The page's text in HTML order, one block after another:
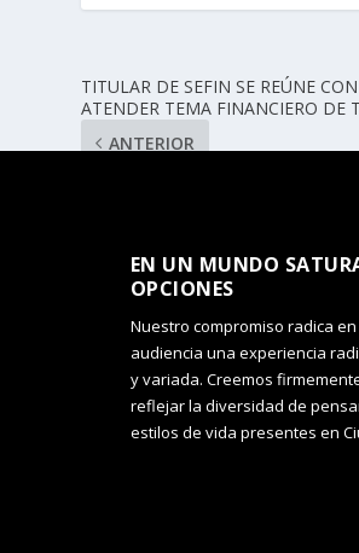
TITULAR DE SEFIN SE REÚNE
ATENDER TEMA FINANCIERO DE
ANTERIOR
EN UN MUNDO
OPCIONES​
Nuestro compromiso radica
audiencia una experiencia
y variada. Creemos
reflejar la diversidad de
estilos de vida presentes en